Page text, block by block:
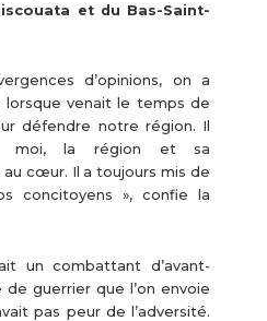
et du Bas-Saint-
d’opinions, on a
lorsque venait le temps de
défendre notre région. Il
moi, la région et sa
cœur. Il a toujours mis de
concitoyens », confie la
un combattant d’avant-
de guerrier que l’on envoie
pas peur de l’adversité.